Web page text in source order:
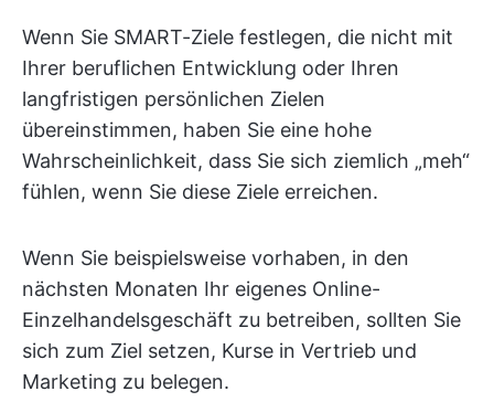
Wenn Sie SMART-Ziele festlegen, die nicht mit
Ihrer beruflichen Entwicklung oder Ihren
langfristigen persönlichen Zielen
übereinstimmen, haben Sie eine hohe
Wahrscheinlichkeit, dass Sie sich ziemlich „meh“
fühlen, wenn Sie diese Ziele erreichen.
Wenn Sie beispielsweise vorhaben, in den
nächsten Monaten Ihr eigenes Online-
Einzelhandelsgeschäft zu betreiben, sollten Sie
sich zum Ziel setzen, Kurse in Vertrieb und
Marketing zu belegen.